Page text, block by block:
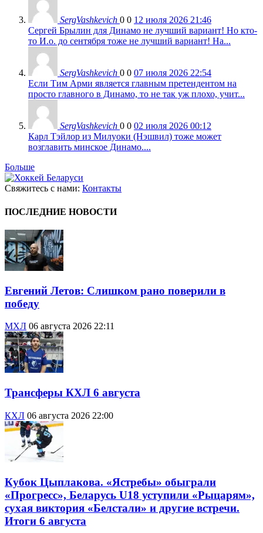
SergVashkevich 0 0 12 июля 2026 21:46
Сергей Брылин для Динамо не лучший вариант! Но кто-
то И.о. до сентября тоже не лучший вариант! На...
SergVashkevich 0 0 07 июля 2026 22:54
Если Тим Арми является главным претендентом на
просто главного в Динамо, то не так уж плохо, учит...
SergVashkevich 0 0 02 июля 2026 00:12
Карл Тэйлор из Милуоки (Нэшвил) тоже может
возглавить минское Динамо....
Больше
Свяжитесь с нами: Контакты
ПОСЛЕДНИЕ НОВОСТИ
Евгений Летов: Слишком рано поверили в
победу
МХЛ 06 августа 2026 22:11
Трансферы КХЛ 6 августа
КХЛ 06 августа 2026 22:00
Кубок Цыплакова. «Ястребы» обыграли
«Прогресс», Беларусь U18 уступили «Рыцарям»,
сухая виктория «Белстали» и другие встречи.
Итоги 6 августа